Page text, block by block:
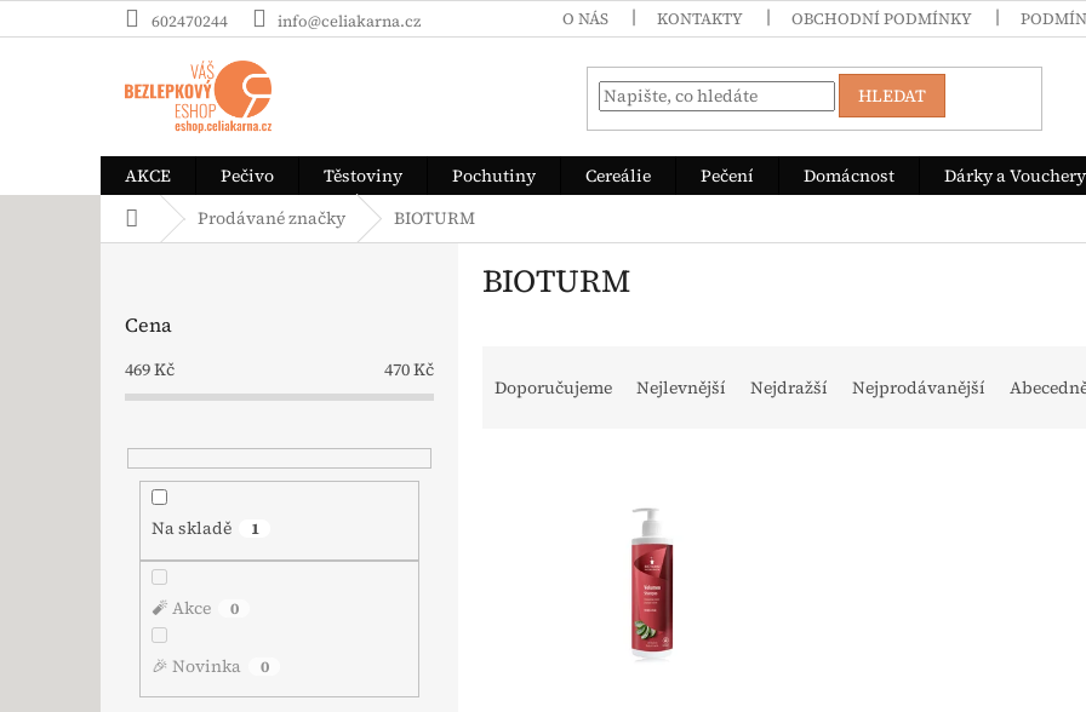
602470244 info@celiakarna.cz O NÁS KONTAKTY OBCHODNÍ PODMÍNKY
HLEDAT
AKCE Pečivo Těstoviny Pochutiny Cereálie Pečení Domácnost
Dárky a Vouchery
Domů Prodávané značky BIOTURM
Cena
469Kč 470Kč
Na skladě 1
🧨 Akce 0
🎉 Novinka 0
BIOTURM
Doporučujeme Nejlevnější Nejdražší Nejprodávanější